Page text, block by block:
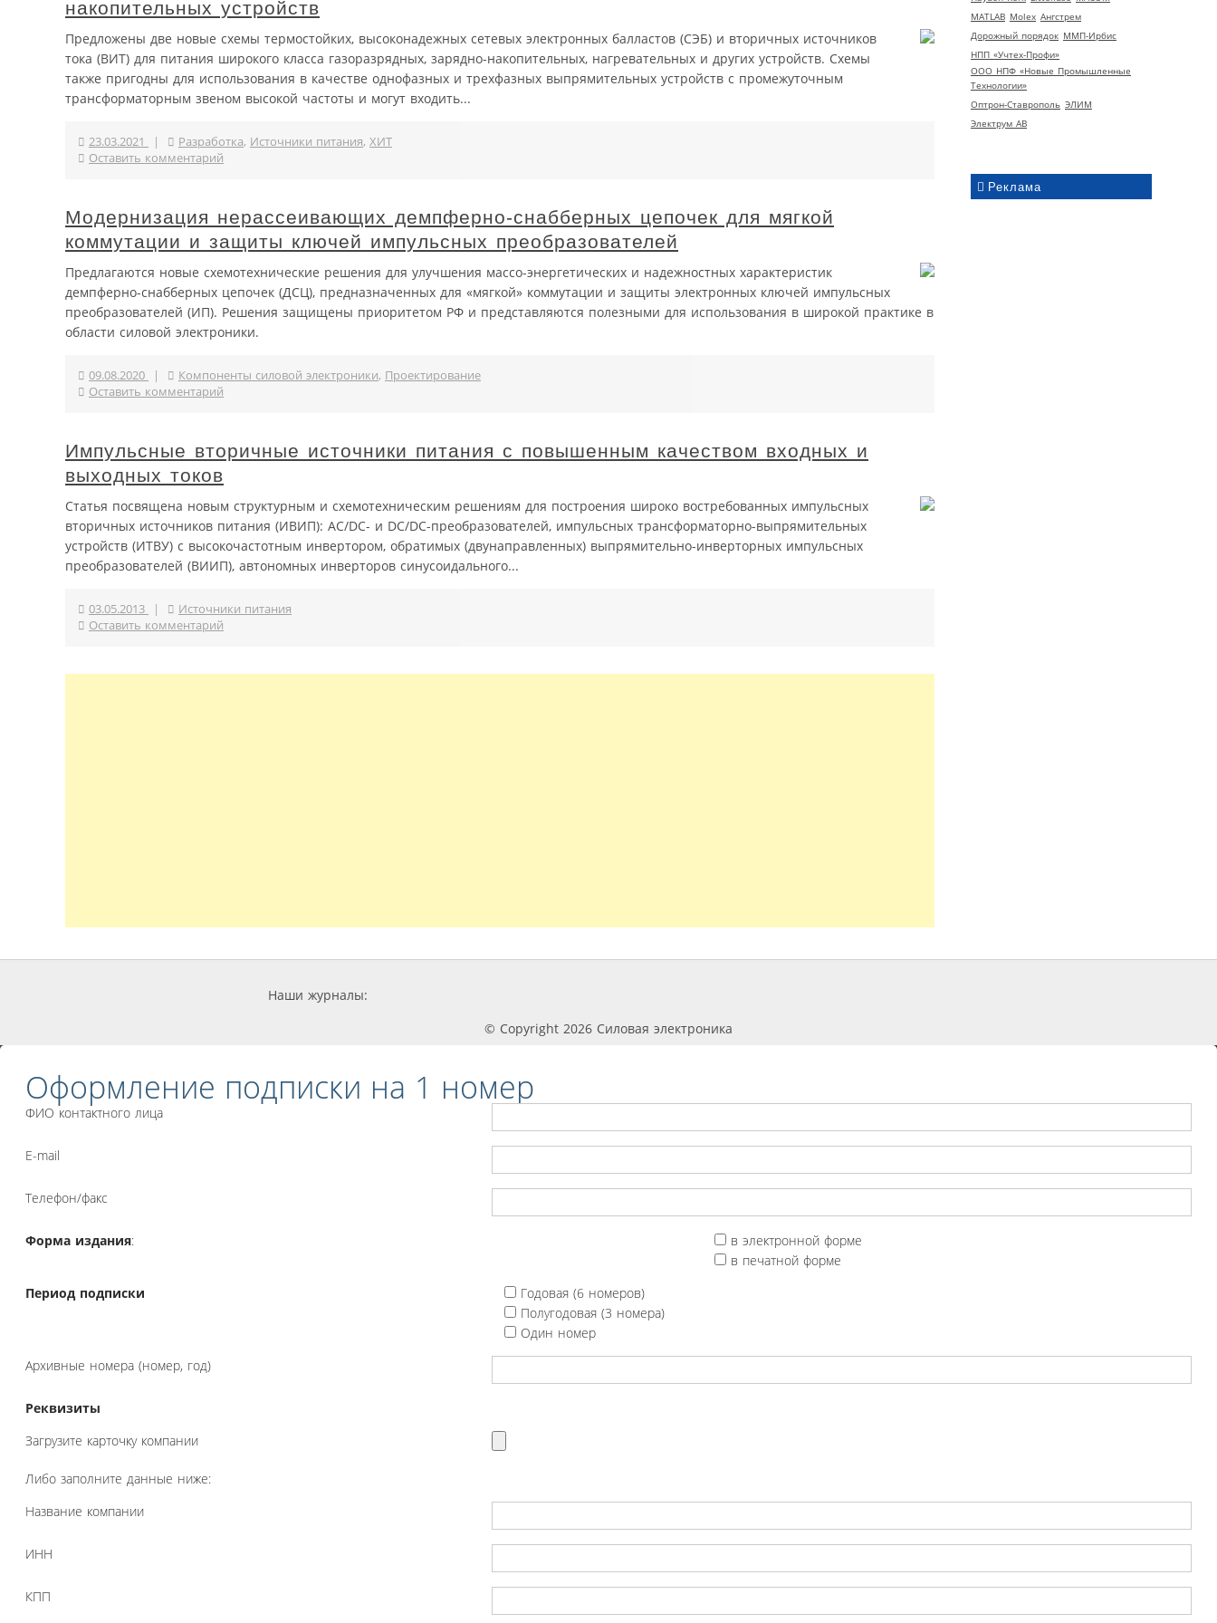
MATLAB Molex Ангстрем
Дорожный порядок ММП-Ирбис
НПП «Учтех-Профи»
ООО НПФ «Новые Промышленные
Технологии»
Оптрон-Ставрополь ЭЛИМ
Электрум АВ
Реклама
накопительных устройств
Предложены две новые схемы термостойких, высоконадежных сетевых электронных балластов (СЭБ) и вторичных источников
тока (ВИТ) для питания широкого класса газоразрядных, зарядно-накопительных, нагревательных и других устройств. Схемы
также пригодны для использования в качестве однофазных и трехфазных выпрямительных устройств с промежуточным
трансформаторным звеном высокой частоты и могут входить...
23.03.2021 | Разработка, Источники питания, ХИТ
Оставить комментарий
Модернизация нерассеивающих демпферно-снабберных цепочек для мягкой
коммутации и защиты ключей импульсных преобразователей
Предлагаются новые схемотехнические решения для улучшения массо-энергетических и надежностных характеристик
демпферно-снабберных цепочек (ДСЦ), предназначенных для «мягкой» коммутации и защиты электронных ключей импульсных
преобразователей (ИП). Решения защищены приоритетом РФ и представляются полезными для использования в широкой практике в
области силовой электроники.
09.08.2020 | Компоненты силовой электроники, Проектирование
Оставить комментарий
Импульсные вторичные источники питания с повышенным качеством входных и
выходных токов
Статья посвящена новым структурным и схемотехническим решениям для построения широко востребованных импульсных
вторичных источников питания (ИВИП): AC/DC- и DC/DC-преобразователей, импульсных трансформаторно-выпрямительных
устройств (ИТВУ) с высокочастотным инвертором, обратимых (двунаправленных) выпрямительно-инверторных импульсных
преобразователей (ВИИП), автономных инверторов синусоидального...
03.05.2013 |
Источники питания
Оставить комментарий
Наши журналы:
© Copyright 2026 Силовая электроника
Оформление подписки на 1 номер
ФИО контактного лица
E-mail
Телефон/факс
Форма издания:
в электронной форме
в печатной форме
Период подписки
Годовая (6 номеров)
Полугодовая (3 номера)
Один номер
Архивные номера (номер, год)
Реквизиты
Загрузите карточку компании
Либо заполните данные ниже:
Название компании
ИНН
КПП